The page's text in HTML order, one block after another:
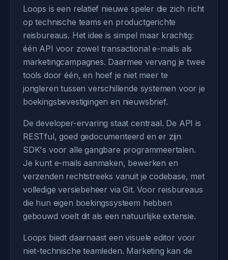
Loops is een relatief nieuwe speler die zich richt
op technische teams en productgerichte
reisbureaus. Het idee is simpel maar krachtig:
één API voor zowel transactional e-mails als
marketingcampagnes. Daarmee vervang je twee
tools door één, en hoef je niet meer te
jongleren tussen verschillende systemen voor je
boekingsbevestigingen en nieuwsbrief.
De developer-ervaring staat centraal. De API is
RESTful, goed gedocumenteerd en er zijn
SDK's voor alle gangbare programmeertalen.
Je kunt e-mails aanmaken, bewerken en
verzenden rechtstreeks vanuit je codebase, met
volledige versiebeheer via Git. Voor reisbureaus
die hun eigen boekingssysteem hebben
gebouwd voelt dit als een natuurlijke extensie.
Loops biedt daarnaast een visuele editor voor
niet-technische teamleden. Marketing kan de